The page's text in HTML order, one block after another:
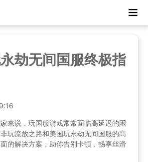
劫无间国服终极指
来说，玩国服游戏常常面临高延迟的困
玩流放之路和美国玩永劫无间国服的高
的解决方案，助你告别卡顿，畅享丝滑